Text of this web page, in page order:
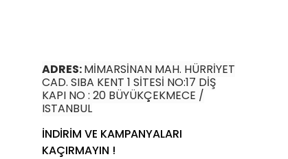
ADRES:MİMARSİNAN MAH. HÜRRİYET
CAD. SIBA KENT 1 SİTESİ NO:17 DİŞ
KAPI NO : 20 BÜYÜKÇEKMECE /
ISTANBUL
İNDİRİM VE KAMPANYALARI
KAÇIRMAYIN !